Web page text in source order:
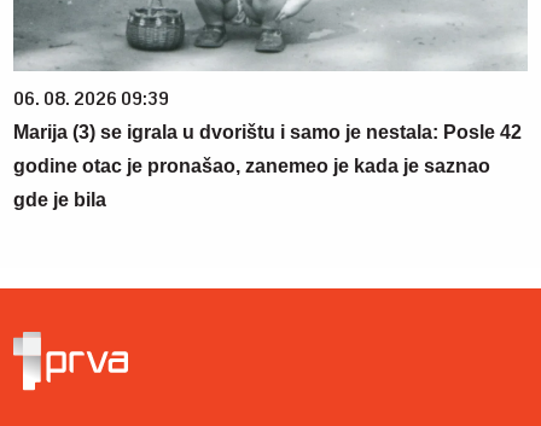
06. 08. 2026 09:39
Marija (3) se igrala u dvorištu i samo je nestala: Posle 42
godine otac je pronašao, zanemeo je kada je saznao
gde je bila